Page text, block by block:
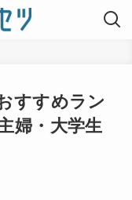
すすめラン
婦・大学生